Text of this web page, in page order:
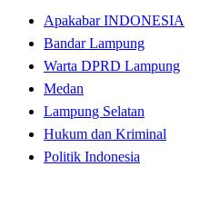
Apakabar INDONESIA
Bandar Lampung
Warta DPRD Lampung
Medan
Lampung Selatan
Hukum dan Kriminal
Politik Indonesia